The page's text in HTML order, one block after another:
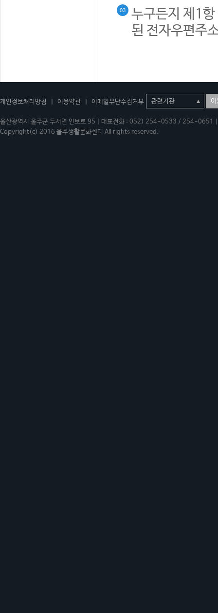
03
누구든지 제1
된 전자우편주
개인정보처리방침 이용약관 이메일무단수집거부 이
울산광역시 울주군 두서면 인보로 95 | 대표전화 : 052) 254-0533 / 254-
Copyright(c) 2016 울주생활문화센터 All rights reserved.